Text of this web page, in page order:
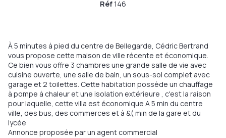
Réf146
À 5 minutes à pied du centre de Bellegarde, Cédric Bertrand
vous propose cette maison de ville récente et économique.
Ce bien vous offre 3 chambres une grande salle de vie avec
cuisine ouverte, une salle de bain, un sous-sol complet avec
garage et 2 toilettes. Cette habitation possède un chauffage
à pompe à chaleur et une isolation extérieure , c'est la raison
pour laquelle, cette villa est économique A 5 min du centre
ville, des bus, des commerces et à &( min de la gare et du
lycée
Annonce proposée par un agent commercial